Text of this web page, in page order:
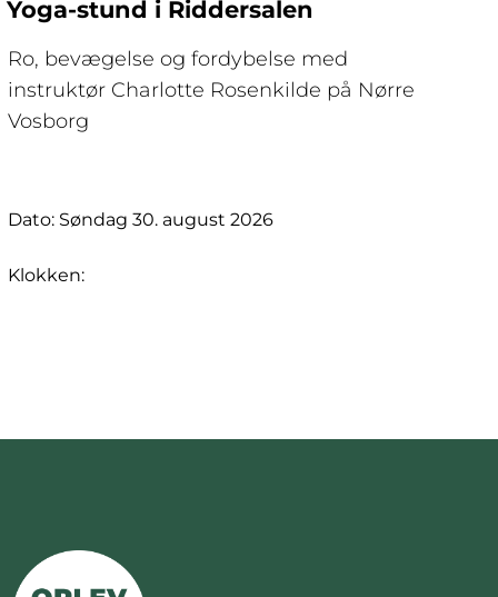
Yoga-stund i Riddersalen
Ro, bevægelse og fordybelse med
instruktør Charlotte Rosenkilde på Nørre
Vosborg
Dato: Søndag 30. august 2026
Klokken: